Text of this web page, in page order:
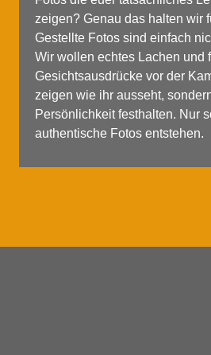
zeigen? Genau das halten wir
Gestellte Fotos sind einfach
Wir wollen echtes Lachen und
Gesichtsausdrücke vor der
zeigen wie ihr ausseht,
Persönlichkeit festhalten. Nur
authentische Fotos entstehen.